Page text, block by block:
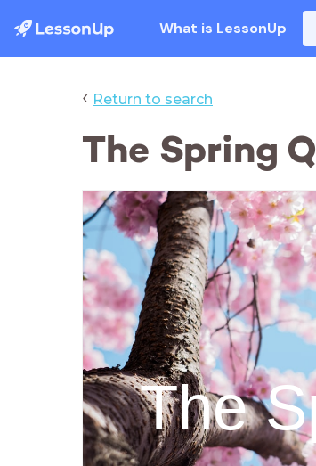
What is LessonUp
‹ Return to search
The Spring
The